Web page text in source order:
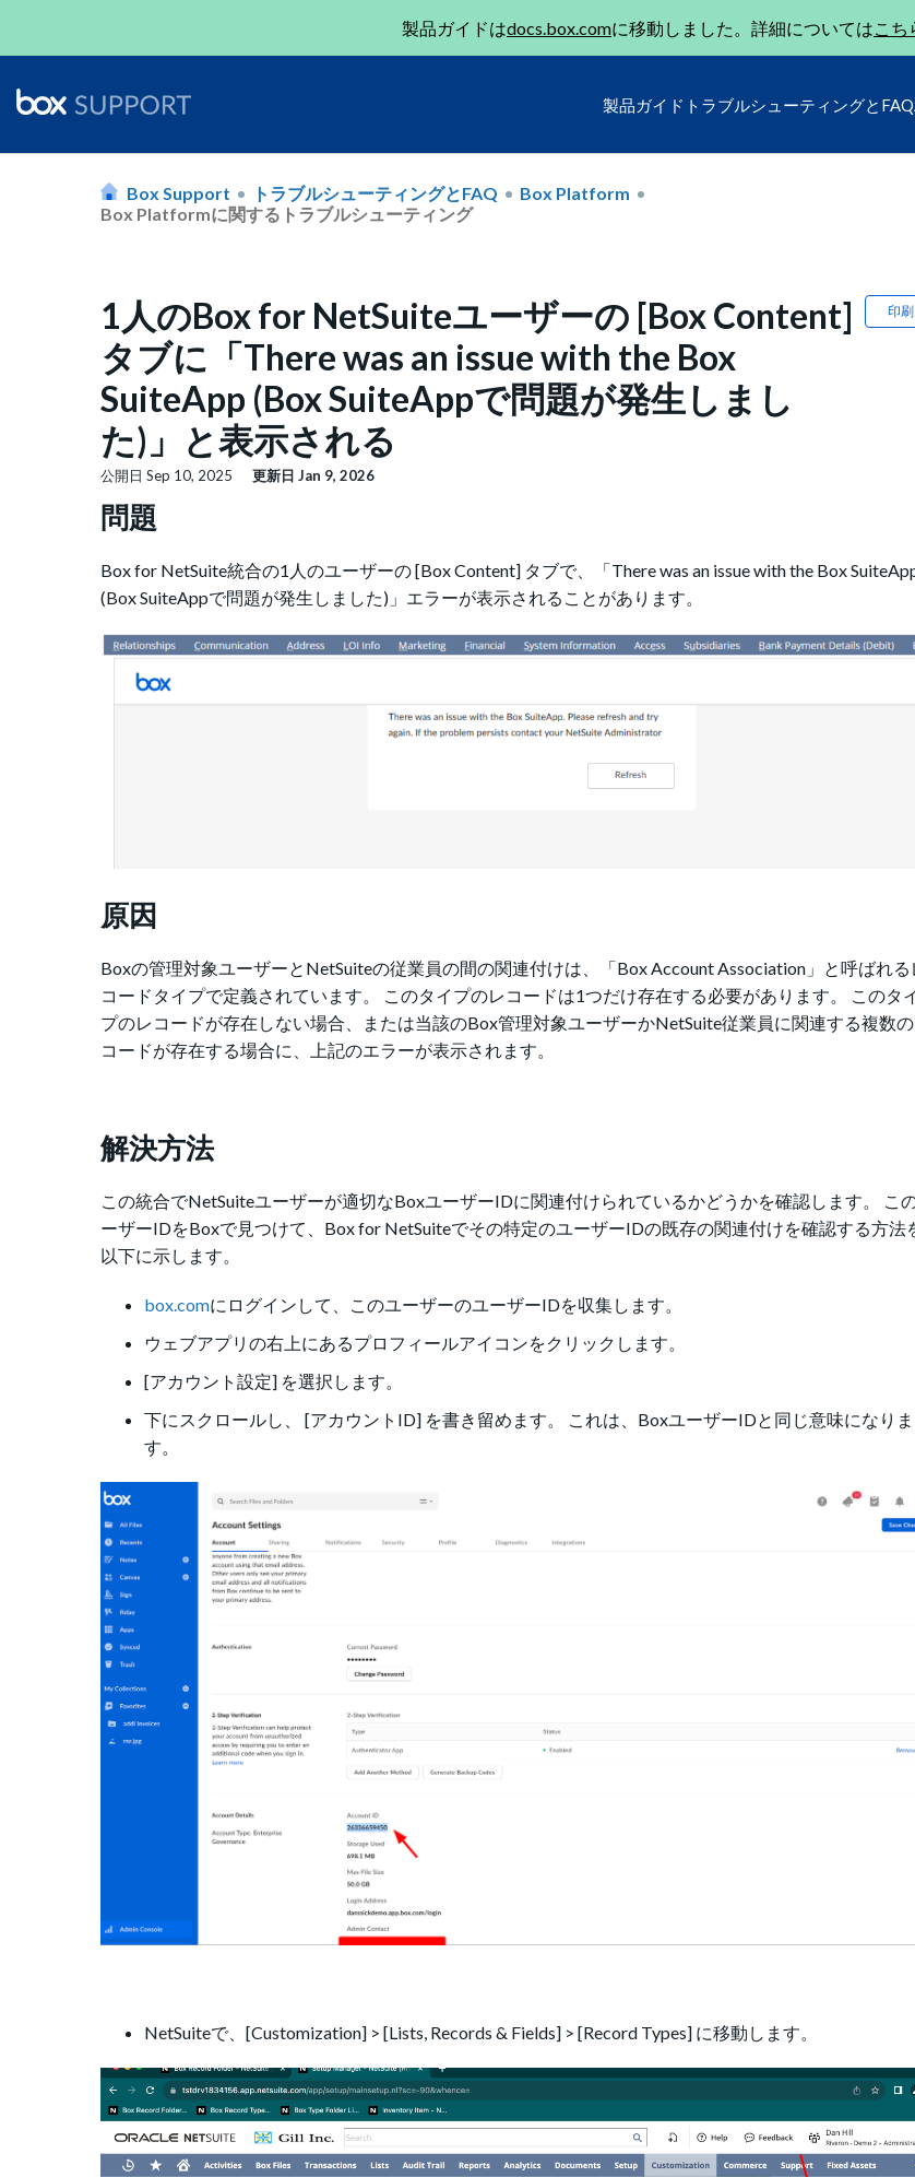
製品ガイドはdocs.box.comに移動しました。詳細についてはこち
製品ガイド トラブルシューティングとFAQ
Box Support トラブルシューティングとFAQ
Box Platform
Box Platformに関するトラブルシューティング
印刷
1人のBox for NetSuiteユーザーの [Box Content]
タブに「There was an issue with the Box
SuiteApp (Box SuiteAppで問題が発生しまし
た)」と表示される
公開日 Sep 10, 2025 更新日 Jan 9, 2026
問題
Box for NetSuite統合の1人のユーザーの [Box Content] タブで、「There was an issue with the Box
(Box SuiteAppで問題が発生しました)」エラーが表示されることがあります。
原因
Boxの管理対象ユーザーとNetSuiteの従業員の間の関連付けは、「Box Account Association」と呼ばれる
コードタイプで定義されています。 このタイプのレコードは1つだけ存在する必要があります。 このタ
プのレコードが存在しない場合、または当該のBox管理対象ユーザーかNetSuite従業員に関連する複数
コードが存在する場合に、上記のエラーが表示されます。
解決方法
この統合でNetSuiteユーザーが適切なBoxユーザーIDに関連付けられているかどうかを確認します。 こ
ーザーIDをBoxで見つけて、Box for NetSuiteでその特定のユーザーIDの既存の関連付けを確認する方法
以下に示します。
box.comにログインして、このユーザーのユーザーIDを収集します。
ウェブアプリの右上にあるプロフィールアイコンをクリックします。
[アカウント設定] を選択します。
下にスクロールし、 [アカウントID] を書き留めます。 これは、BoxユーザーIDと同じ意味になりま
す。
NetSuiteで、[Customization] > [Lists, Records & Fields] > [Record Types] に移動します。